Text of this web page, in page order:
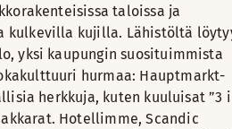
taloissa ja
kulkevilla kujilla. Lähistöltä
yksi kaupungin suosituimmista
hurmaa: Hauptmarkt-
herkkuja, kuten kuuluisat ”3
Hotellimme, Scandic